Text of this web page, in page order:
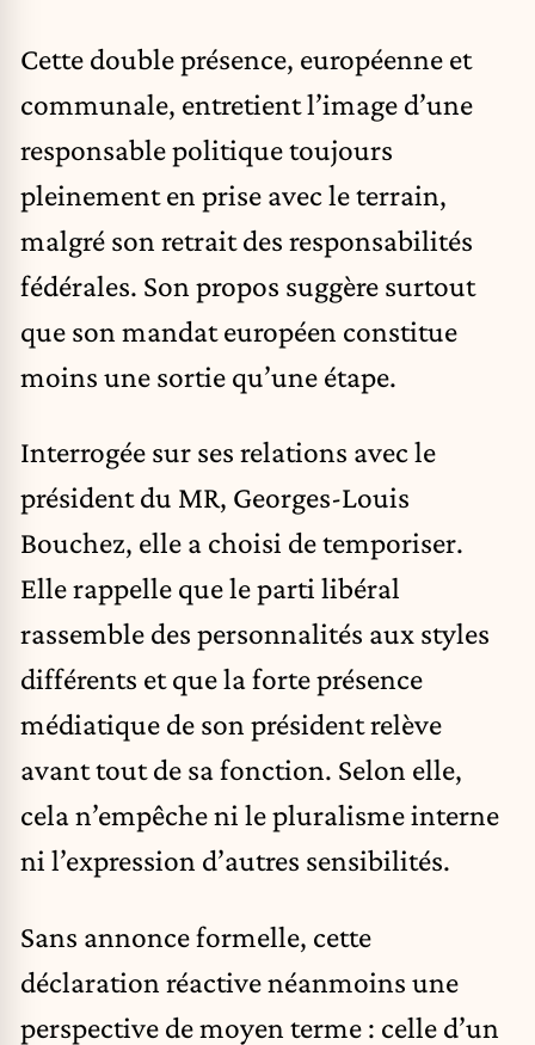
Cette double présence, européenne et
communale, entretient l’image d’une
responsable politique toujours
pleinement en prise avec le terrain,
malgré son retrait des responsabilités
fédérales. Son propos suggère surtout
que son mandat européen constitue
moins une sortie qu’une étape.
Interrogée sur ses relations avec le
président du MR, Georges-Louis
Bouchez, elle a choisi de temporiser.
Elle rappelle que le parti libéral
rassemble des personnalités aux styles
différents et que la forte présence
médiatique de son président relève
avant tout de sa fonction. Selon elle,
cela n’empêche ni le pluralisme interne
ni l’expression d’autres sensibilités.
Sans annonce formelle, cette
déclaration réactive néanmoins une
perspective de moyen terme : celle d’un